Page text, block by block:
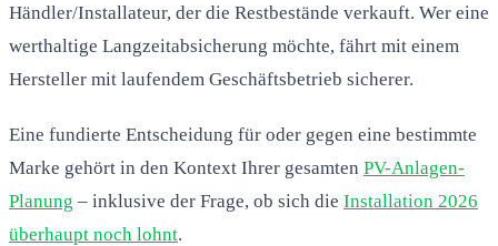
Händler/Installateur, der die Restbestände verkauft. Wer eine
werthaltige Langzeitabsicherung möchte, fährt mit einem
Hersteller mit laufendem Geschäftsbetrieb sicherer.
Eine fundierte Entscheidung für oder gegen eine bestimmte
Marke gehört in den Kontext Ihrer gesamten PV-Anlagen-
Planung – inklusive der Frage, ob sich die Installation 2026
überhaupt noch lohnt.